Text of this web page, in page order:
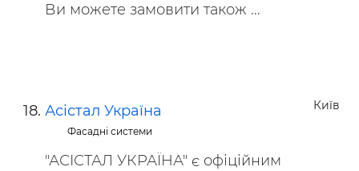
Ви можете замовити також ...
Київ
Асістал Україна
Фасадні системи
"АСІСТАЛ УКРАЇНА" є офіційним